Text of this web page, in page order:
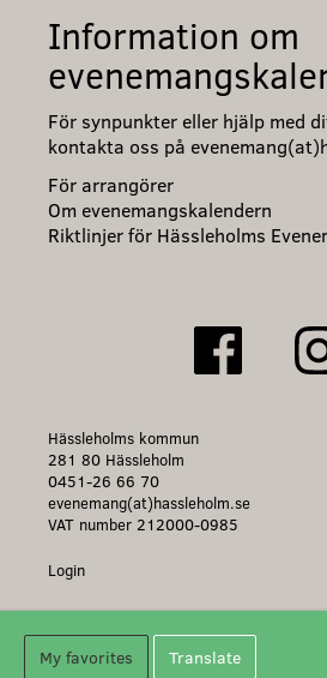
My favorites Translate
Information om
För synpunkter eller hjälp med
kontakta oss på
För arrangörer
Om evenemangskalendern
Riktlinjer för Hässleholms
Hässleholms kommun
281 80 Hässleholm
0451-26 66 70
evenemang(at)hassleholm.se
VAT number 212000-0985
Login